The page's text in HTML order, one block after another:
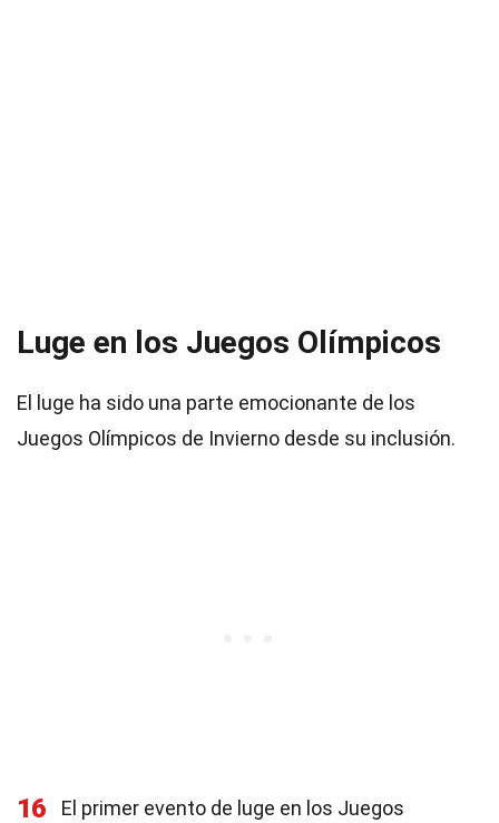
Luge en los Juegos Olímpicos
El luge ha sido una parte emocionante de los
Juegos Olímpicos de Invierno desde su inclusión.
16 El primer evento de luge en los Juegos